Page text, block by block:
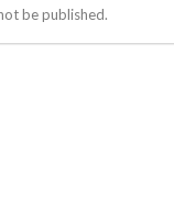
be published.